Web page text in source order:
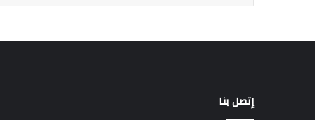
إتصل بنا